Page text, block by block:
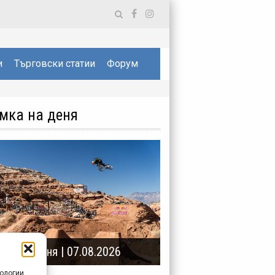
Търговски статии Форум
на деня
на деня | 07.08.2026